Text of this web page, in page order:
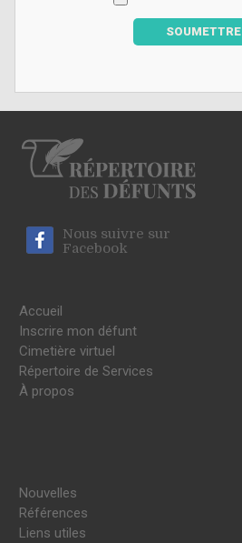
SOUMETTRE
Nous suivre sur
Facebook
Accueil
Inscrire mon défunt
Cimetière virtuel
Répertoire de Services
À propos
Nouvelles
Références
Liens utiles